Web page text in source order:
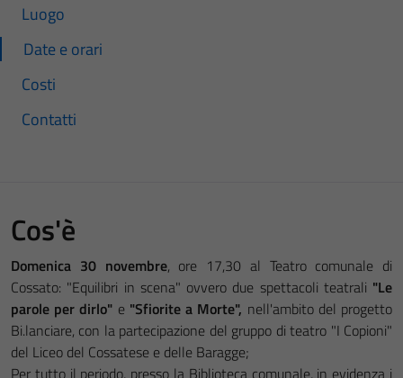
Luogo
Date e orari
Costi
Contatti
Cos'è
Domenica 30 novembre, ore 17,30 al Teatro comunale di
Cossato: "Equilibri in scena" ovvero due spettacoli teatrali "Le
parole per dirlo" e "Sfiorite a Morte", nell'ambito del progetto
Bi.lanciare, con la partecipazione del gruppo di teatro "I Copioni"
del Liceo del Cossatese e delle Baragge;
Per tutto il periodo, presso la Biblioteca comunale, in evidenza i